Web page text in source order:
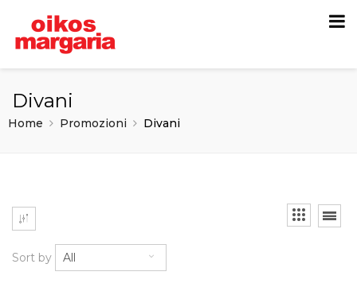
Divani
Home Promozioni Divani
Sort by All